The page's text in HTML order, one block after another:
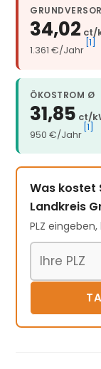
34,02 ct/
1.361 €/Jahr
[1]
ÖKOSTROM Ø
31,85 ct/
950 €/Jahr
[1]
Was kostet
Landkreis
PLZ